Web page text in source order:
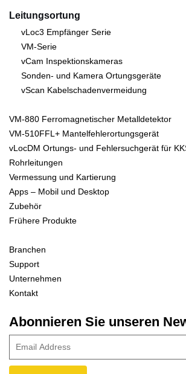
Leitungsortung
vLoc3 Empfänger Serie
VM-Serie
vCam Inspektionskameras
Sonden- und Kamera Ortungsgeräte
vScan Kabelschadenvermeidung
VM-880 Ferromagnetischer Metalldetektor
VM-510FFL+ Mantelfehlerortungsgerät
vLocDM Ortungs- und Fehlersuchgerät für
Rohrleitungen
Vermessung und Kartierung
Apps – Mobil und Desktop
Zubehör
Frühere Produkte
Branchen
Support
Unternehmen
Kontakt
Abonnieren Sie unseren